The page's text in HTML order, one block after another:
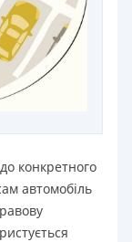
конкретного
автомобіль